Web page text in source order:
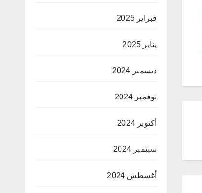
فبراير 2025
يناير 2025
ديسمبر 2024
نوفمبر 2024
أكتوبر 2024
سبتمبر 2024
أغسطس 2024